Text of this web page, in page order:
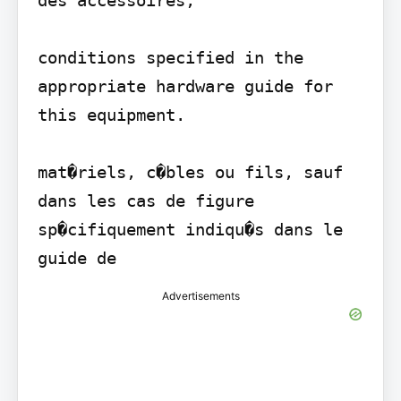
conditions specified in the
appropriate hardware guide for
this equipment.
mat�riels, c�bles ou fils, sauf
dans les cas de figure
sp�cifiquement indiqu�s dans le
guide de
Advertisements